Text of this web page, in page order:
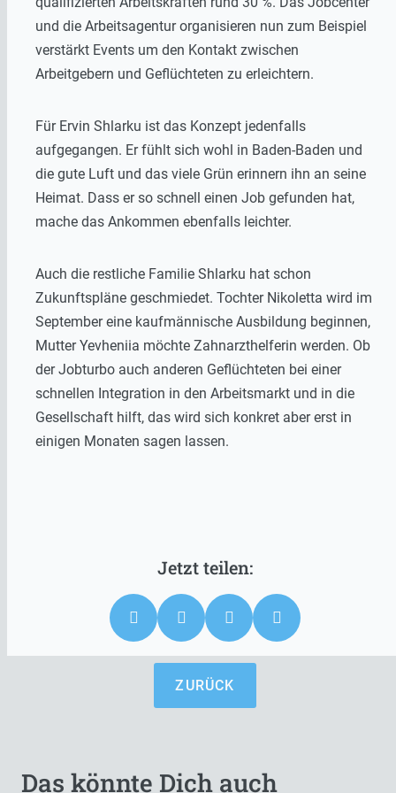
und die Arbeitsagentur organisieren nun zum Beispiel
verstärkt Events um den Kontakt zwischen
Arbeitgebern und Geflüchteten zu erleichtern.
Für Ervin Shlarku ist das Konzept jedenfalls
aufgegangen. Er fühlt sich wohl in Baden-Baden und
die gute Luft und das viele Grün erinnern ihn an seine
Heimat. Dass er so schnell einen Job gefunden hat,
mache das Ankommen ebenfalls leichter.
Auch die restliche Familie Shlarku hat schon
Zukunftspläne geschmiedet. Tochter Nikoletta wird im
September eine kaufmännische Ausbildung beginnen,
Mutter Yevheniia möchte Zahnarzthelferin werden. Ob
der Jobturbo auch anderen Geflüchteten bei einer
schnellen Integration in den Arbeitsmarkt und in die
Gesellschaft hilft, das wird sich konkret aber erst in
einigen Monaten sagen lassen.
ZURÜCK
Das könnte Dich auch